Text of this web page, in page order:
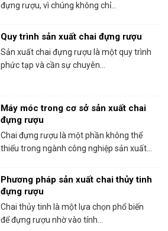
đựng rượu, vì chúng không chỉ...
Quy trình sản xuất chai đựng rượu
Sản xuất chai đựng rượu là một quy trình
phức tạp và cần sự chuyên...
Máy móc trong cơ sở sản xuất chai
đựng rượu
Chai đựng rượu là một phần không thể
thiếu trong ngành công nghiệp sản xuất...
Phương pháp sản xuất chai thủy tinh
đựng rượu
Chai thủy tinh là một lựa chọn phổ biến
để đựng rượu nhờ vào tính...